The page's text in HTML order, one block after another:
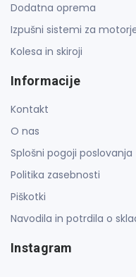
Dodatna oprema
Izpušni sistemi za
Kolesa in skiroji
Informacije
Kontakt
O nas
Splošni pogoji poslovanja
Politika zasebnosti
Piškotki
Navodila in potrdila o
Instagram